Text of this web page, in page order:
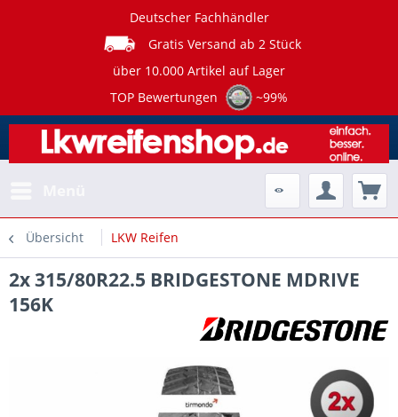
Deutscher Fachhändler
Gratis Versand ab 2 Stück
über 10.000 Artikel auf Lager
TOP Bewertungen
~99%
Übersicht LKW Reifen
2x 315/80R22.5 BRIDGESTONE MDRIVE
156K